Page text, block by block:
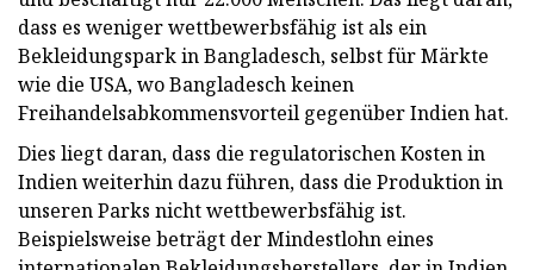
dass es weniger wettbewerbsfähig ist als ein
Bekleidungspark in Bangladesch, selbst für Märkte
wie die USA, wo Bangladesch keinen
Freihandelsabkommensvorteil gegenüber Indien hat.
Dies liegt daran, dass die regulatorischen Kosten in
Indien weiterhin dazu führen, dass die Produktion in
unseren Parks nicht wettbewerbsfähig ist.
Beispielsweise beträgt der Mindestlohn eines